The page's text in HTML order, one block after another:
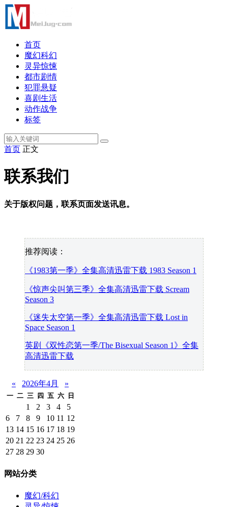
首页
魔幻科幻
灵异惊悚
都市剧情
犯罪悬疑
喜剧生活
动作战争
标签
首页 正文
联系我们
关于版权问题，联系页面发送讯息。
推荐阅读：
《1983第一季》全集高清迅雷下载 1983 Season 1
《惊声尖叫第三季》全集高清迅雷下载 Scream
Season 3
《迷失太空第一季》全集高清迅雷下载 Lost in
Space Season 1
英剧《双性恋第一季/The Bisexual Season 1》全集
高清迅雷下载
« 2026年4月 »
一 二 三 四 五 六 日
1 2 3 4
5
6
7 8 9 10 11 12
13 14 15 16 17 18 19
20 21 22 23 24 25 26
27 28 29 30
网站分类
魔幻/科幻